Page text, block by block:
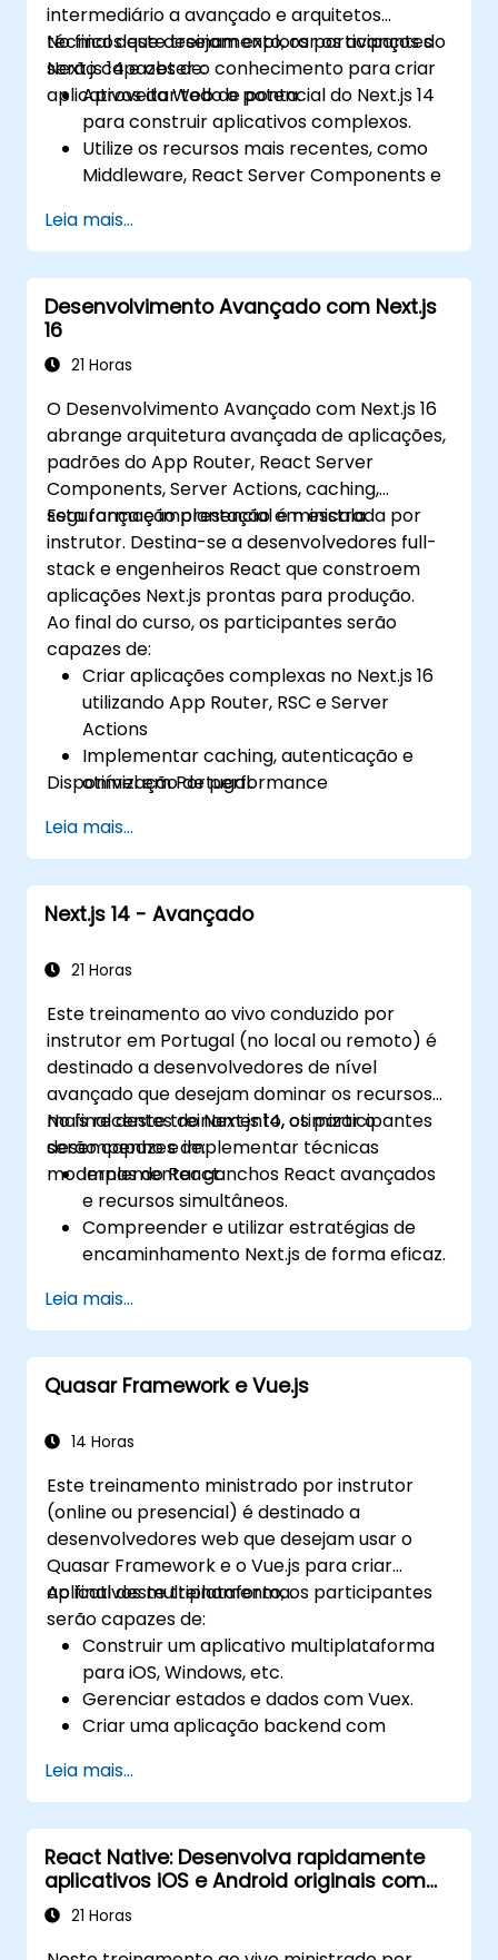
intermediário a avançado e arquitetos
técnicos que desejam explorar os avanços do
Next.js 14 e obter o conhecimento para criar
aplicativos da Web de ponta.
No final deste treinamento, os participantes
serão capazes de:
Aproveitar todo o potencial do Next.js 14
para construir aplicativos complexos.
Utilize os recursos mais recentes, como
Middleware, React Server Components e
Implementar práticas recomendadas
para desempenho, escalabilidade e SEO.
Solucionar problemas comuns em
aplicativos Next.js de forma eficaz.
Leia mais...
Desenvolvimento Avançado com Next.js
16
21 Horas
O Desenvolvimento Avançado com Next.js 16
abrange arquitetura avançada de aplicações,
padrões do App Router, React Server
Components, Server Actions, caching,
segurança e implantação em escala.
Esta formação presencial é ministrada por
instrutor. Destina-se a desenvolvedores full-
stack e engenheiros React que constroem
aplicações Next.js prontas para produção.
Ao final do curso, os participantes serão
capazes de:
Criar aplicações complexas no Next.js 16
utilizando App Router, RSC e Server
Actions
Implementar caching, autenticação e
otimização de performance
produção em escala
Disponível em Portugal.
Leia mais...
Next.js 14 - Avançado
21 Horas
Este treinamento ao vivo conduzido por
instrutor em Portugal (no local ou remoto) é
destinado a desenvolvedores de nível
avançado que desejam dominar os recursos
mais recentes do Next.js 14, otimizar o
desempenho e implementar técnicas
modernas do React.
No final deste treinamento, os participantes
serão capazes de:
Implementar ganchos React avançados
e recursos simultâneos.
Compreender e utilizar estratégias de
encaminhamento Next.js de forma eficaz.
as ações do servidor e as abordagens de
renderização híbrida.
Otimizar a busca de dados, o
armazenamento em cache e a
Utilizar Next.js como uma solução de
Runtime.
Gerir o estado utilizando React Context,
Redux e bibliotecas de estado atómico.
Otimizar o desempenho da aplicação
para Web Core Vitals.
Teste, monitorize e implemente
aplicações Next.js de forma eficiente.
Leia mais...
Quasar Framework e Vue.js
14 Horas
Este treinamento ministrado por instrutor
(online ou presencial) é destinado a
desenvolvedores web que desejam usar o
Quasar Framework e o Vue.js para criar
aplicativos multiplataforma.
Ao final deste treinamento, os participantes
serão capazes de:
Construir um aplicativo multiplataforma
para iOS, Windows, etc.
Gerenciar estados e dados com Vuex.
Criar uma aplicação backend com
Leia mais...
React Native: Desenvolva rapidamente
aplicativos iOS e Android originais com
Javascript
21 Horas